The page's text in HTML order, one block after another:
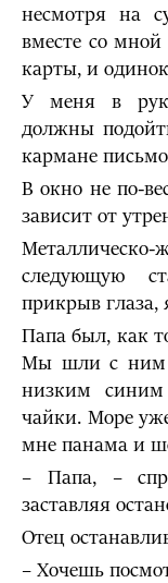
несмотря на
вместе со
карты, и
У меня в
должны
кармане
В окно не по-
зависит от
следующую
прикрыв глаза,
Папа был, как
Мы шли с ним
низким
чайки. Море
мне панама и
– Папа, –
заставляя
Отец
– Хочешь